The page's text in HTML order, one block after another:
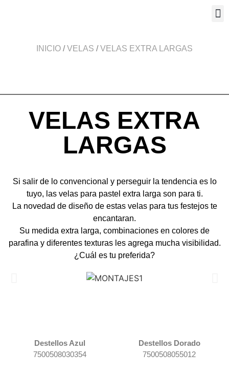
INICIO /VELAS /VELAS EXTRA LARGAS
VELAS EXTRA
LARGAS
Si salir de lo convencional y perseguir la tendencia es lo
tuyo, las velas para pastel extra larga son para ti.
La novedad de diseño de estas velas para tus festejos te
encantaran.
Su medida extra larga, combinaciones en colores de
parafina y diferentes texturas les agrega mucha visibilidad.
¿Cuál es tu preferida?
Destellos Azul
7500508030354
Destellos Dorado
7500508055012